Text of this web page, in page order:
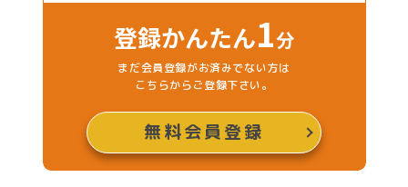
登録かんたん1分
まだ会員登録がお済みでない方は
こちらからご登録下さい。
無料会員登録